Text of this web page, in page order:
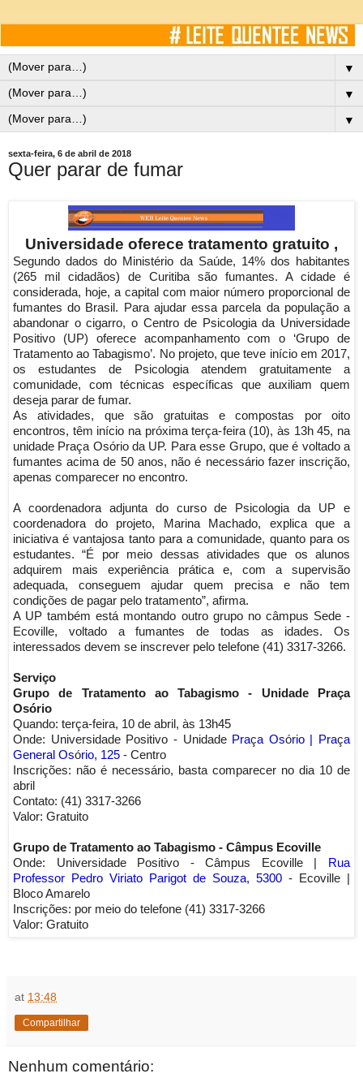
▼
▼
▼
sexta-feira, 6 de abril de 2018
Quer parar de fumar
Universidade oferece tratamento gratuito ,
Segundo dados do Ministério da Saúde, 14% dos habitantes
(265 mil cidadãos) de Curitiba são fumantes. A cidade é
considerada, hoje, a capital com maior número proporcional de
fumantes do Brasil. Para ajudar essa parcela da população a
abandonar o cigarro, o Centro de Psicologia da Universidade
Positivo (UP) oferece acompanhamento com o ‘Grupo de
Tratamento ao Tabagismo’. No projeto, que teve início em 2017,
os estudantes de Psicologia atendem gratuitamente a
comunidade, com técnicas específicas que auxiliam quem
deseja parar de fumar.
As atividades, que são gratuitas e compostas por oito
encontros, têm início na próxima terça-feira (10), às 13h 45, na
unidade Praça Osório da UP. Para esse Grupo, que é voltado a
fumantes acima de 50 anos, não é necessário fazer inscrição,
apenas comparecer no encontro.
A coordenadora adjunta do curso de Psicologia da UP e
coordenadora do projeto, Marina Machado, explica que a
iniciativa é vantajosa tanto para a comunidade, quanto para os
estudantes. “É por meio dessas atividades que os alunos
adquirem mais experiência prática e, com a supervisão
adequada, conseguem ajudar quem precisa e não tem
condições de pagar pelo tratamento”, afirma.
A UP também está montando outro grupo no câmpus Sede -
Ecoville, voltado a fumantes de todas as idades. Os
interessados devem se inscrever pelo telefone (41) 3317-3266.
Serviço
Grupo de Tratamento ao Tabagismo - Unidade Praça
Osório
Quando: terça-feira, 10 de abril, às 13h45
Onde: Universidade Positivo - Unidade Praça Osório | Praça
General Osório, 125 - Centro
Inscrições: não é necessário, basta comparecer no dia 10 de
abril
Contato: (41) 3317-3266
Valor: Gratuito
Grupo de Tratamento ao Tabagismo - Câmpus Ecoville
Onde: Universidade Positivo - Câmpus Ecoville | Rua
Professor Pedro Viriato Parigot de Souza, 5300 - Ecoville |
Bloco Amarelo
Inscrições: por meio do telefone (41) 3317-3266
Valor: Gratuito
at 13:48
Compartilhar
Nenhum comentário: